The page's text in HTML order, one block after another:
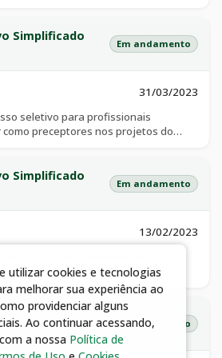
especificamente do ensino infantil e
municipal, situação criada
Simplificado
Em andamento
31/03/2023
seletivo para profissionais
preceptores nos projetos do
Simplificado
Em andamento
13/02/2023
por tempo determinado,
nº 4.051, de 09 de fevereiro de
temporária de excepcional
essenciais para revitalização do
raulina fonseca paschoal, no centro
extensão de aproximadamente 10
danificados em razão dos
Simplificado
Em andamento
utilizar cookies e tecnologias
melhorar sua experiência ao
providenciar alguns
Ao continuar acessando,
a nossa Política de